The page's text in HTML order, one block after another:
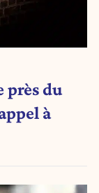
près du
à